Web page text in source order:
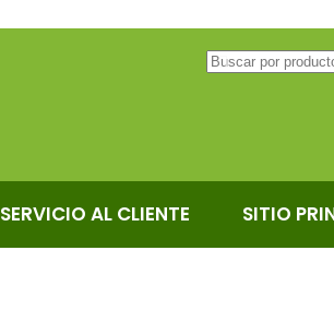
SERVICIO AL CLIENTE SITIO